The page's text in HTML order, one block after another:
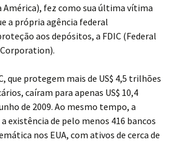
América), fez como sua última vítima
a própria agência federal
aos depósitos, a FDIC (Federal
que protegem mais de US$ 4,5 trilhões
caíram para apenas US$ 10,4
de 2009. Ao mesmo tempo, a
existência de pelo menos 416 bancos
nos EUA, com ativos de cerca de